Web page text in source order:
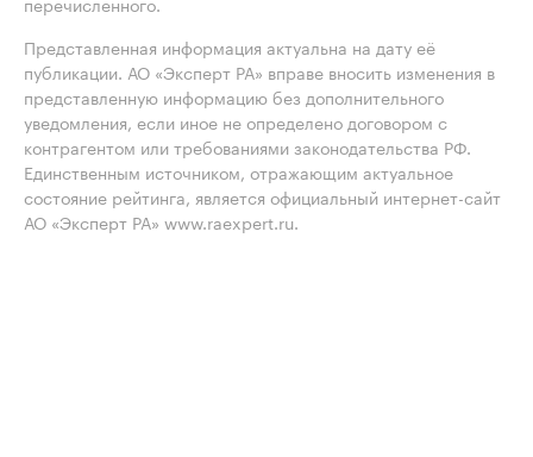
Представленная информация актуальна на дату её
публикации. АО «Эксперт РА» вправе вносить изменения в
представленную информацию без дополнительного
уведомления, если иное не определено договором с
контрагентом или требованиями законодательства РФ.
Единственным источником, отражающим актуальное
состояние рейтинга, является официальный интернет-сайт
АО «Эксперт РА» www.raexpert.ru.